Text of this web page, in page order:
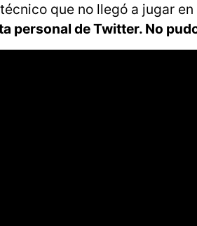
que no llegó a jugar
personal de Twitter. No